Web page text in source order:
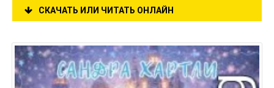
СКАЧАТЬ ИЛИ ЧИТАТЬ ОНЛАЙН